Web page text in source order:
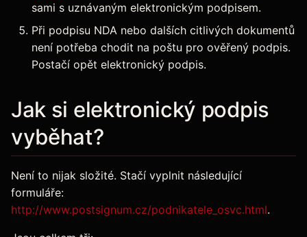
sami s uznávaným elektronickým podpisem.
Při podpisu NDA nebo dalších citlivých dokumentů
není potřeba chodit na poštu pro ověřený podpis.
Postačí opět elektronický podpis.
Jak si elektronický podpis
vyběhat?
Není to nijak složité. Stačí vyplnit následující
formuláře:
http://www.postsignum.cz/podnikatele_osvc.html.